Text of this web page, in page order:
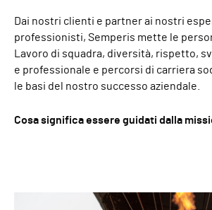
Dai nostri clienti e partner ai nostri
professionisti, Semperis mette le
Lavoro di squadra, diversità, rispetto,
e professionale e percorsi di carriera
le basi del nostro successo aziendale.
Cosa significa essere guidati dalla